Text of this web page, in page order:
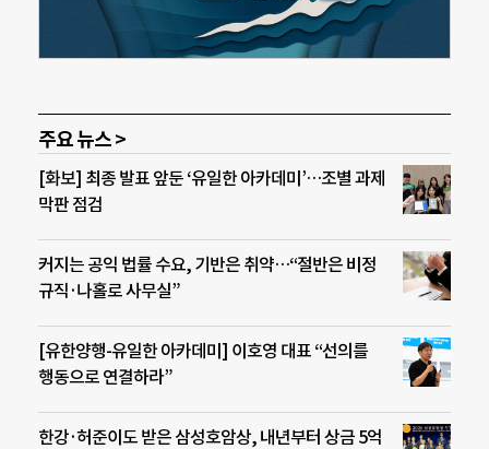
주요 뉴스 >
[화보] 최종 발표 앞둔 ‘유일한 아카데미’…조별 과제
막판 점검
커지는 공익 법률 수요, 기반은 취약…“절반은 비정
규직·나홀로 사무실”
[유한양행-유일한 아카데미] 이호영 대표 “선의를
행동으로 연결하라”
한강·허준이도 받은 삼성호암상, 내년부터 상금 5억